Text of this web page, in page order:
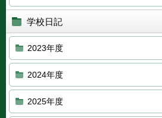
学校日記
2023年度
2024年度
2025年度